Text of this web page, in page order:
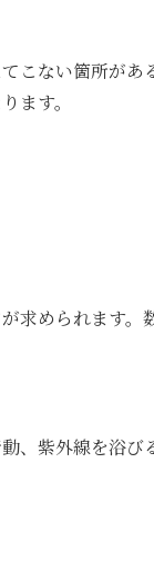
こない箇所が
ます。
求められます
、紫外線を浴